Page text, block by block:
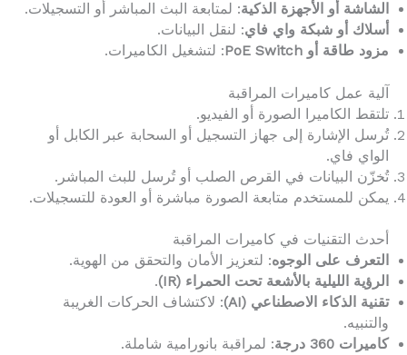
الشاشة أو الأجهزة الذكية: لمتابعة البث المباشر أو التسجيلات.
أسلاك أو شبكة واي فاي: لنقل البيانات.
مزود طاقة أو PoE Switch
: لتشغيل الكاميرات.
آلية عمل كاميرات المراقبة
تلتقط الكاميرا الصورة أو الفيديو.
تُرسل الإشارة إلى جهاز التسجيل أو السحابة عبر الكابل أو
الواي فاي.
تُخزّن البيانات في القرص الصلب أو تُرسل للبث المباشر.
يمكن للمستخدم متابعة الصورة مباشرة أو العودة للتسجيلات.
أحدث التقنيات في كاميرات المراقبة
التعرف على الوجوه: لتعزيز الأمان والتحقق من الهوية.
الرؤية الليلية بالأشعة تحت الحمراء (IR)
.
تقنية الذكاء الاصطناعي (AI)
: لاكتشاف الحركات الغريبة
والتنبيه.
كاميرات 360 درجة
: لمراقبة بانورامية شاملة.